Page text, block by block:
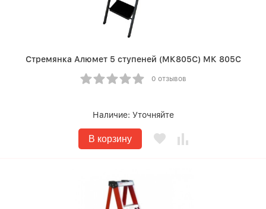
Стремянка Алюмет 5 ступеней (МК805С) МК 805С
0 отзывов
Наличие: Уточняйте
В корзину